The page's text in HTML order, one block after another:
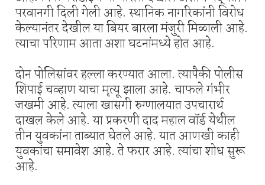
परवानगी दिली गेली आहे. स्थानिक नागरिकांनी विरोध
केल्यानंतर देखील या बियर बारला मंजुरी मिळाली आहे.
त्याचा परिणाम आता अशा घटनांमध्ये होत आहे.
दोन पोलिसांवर हल्ला करण्यात आला. त्यापैकी पोलीस
शिपाई चव्हाण याचा मृत्यू झाला आहे. चाफले गंभीर
जखमी आहे. त्याला खासगी रुग्णालयात उपचारार्थ
दाखल केले आहे. या प्रकरणी दाद महाल वॉर्ड येथील
तीन युवकांना ताब्यात घेतले आहे. यात आणखी काही
युवकांचा समावेश आहे. ते फरार आहे. त्यांचा शोध सुरू
आहे.